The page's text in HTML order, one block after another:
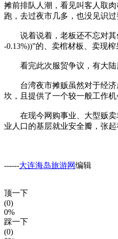
摊前排队人潮，看见叫客人取
跑，去过夜市几多，也没见识过
说着说着，老板还不忘对其他
-0.13%))”的、卖棺材板、卖现
看完此次服贸争议，有大陆朋
台湾夜市摊贩虽然对于经济
坎，且提供了一个较一般工作
在现今网购事业、大型贩卖
业人口的基层就业安全瓣，张
------大连海岛旅游网编辑
顶一下
(0)
0%
踩一下
(0)